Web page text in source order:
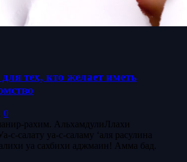
тех, кто желает иметь
0
рахим. АльхамдулиЛлахи
с-салату уа-с-саламу ‘аля расулина
уа сахбихи аджмаин! Амма бад.